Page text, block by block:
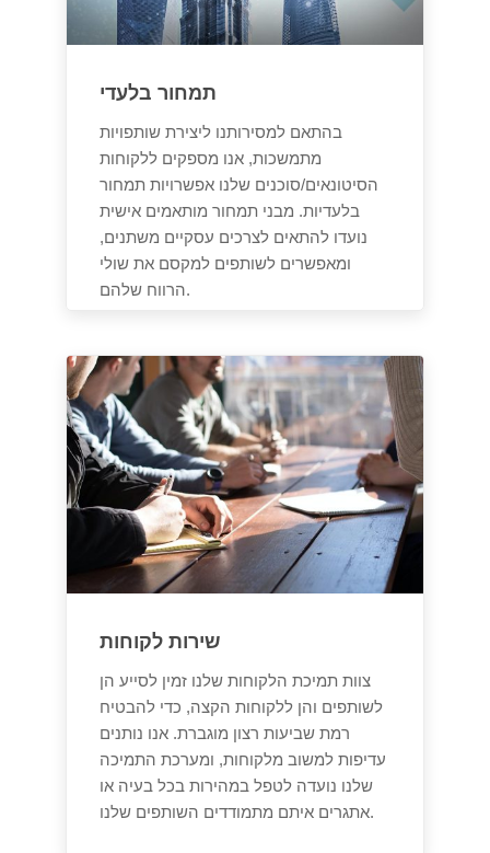
תמחור בלעדי
בהתאם למסירותנו ליצירת שותפויות
מתמשכות, אנו מספקים ללקוחות
הסיטונאים/סוכנים שלנו אפשרויות תמחור
בלעדיות. מבני תמחור מותאמים אישית
נועדו להתאים לצרכים עסקיים משתנים,
ומאפשרים לשותפים למקסם את שולי
הרווח שלהם.
שירות לקוחות
צוות תמיכת הלקוחות שלנו זמין לסייע הן
לשותפים והן ללקוחות הקצה, כדי להבטיח
רמת שביעות רצון מוגברת. אנו נותנים
עדיפות למשוב מלקוחות, ומערכת התמיכה
שלנו נועדה לטפל במהירות בכל בעיה או
אתגרים איתם מתמודדים השותפים שלנו.